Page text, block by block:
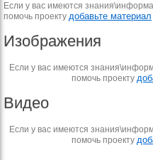
Если у вас имеются
помочь проекту добавьте материал
Изображения
Если у вас имеются
помочь проекту
Видео
Если у вас имеются
помочь проекту